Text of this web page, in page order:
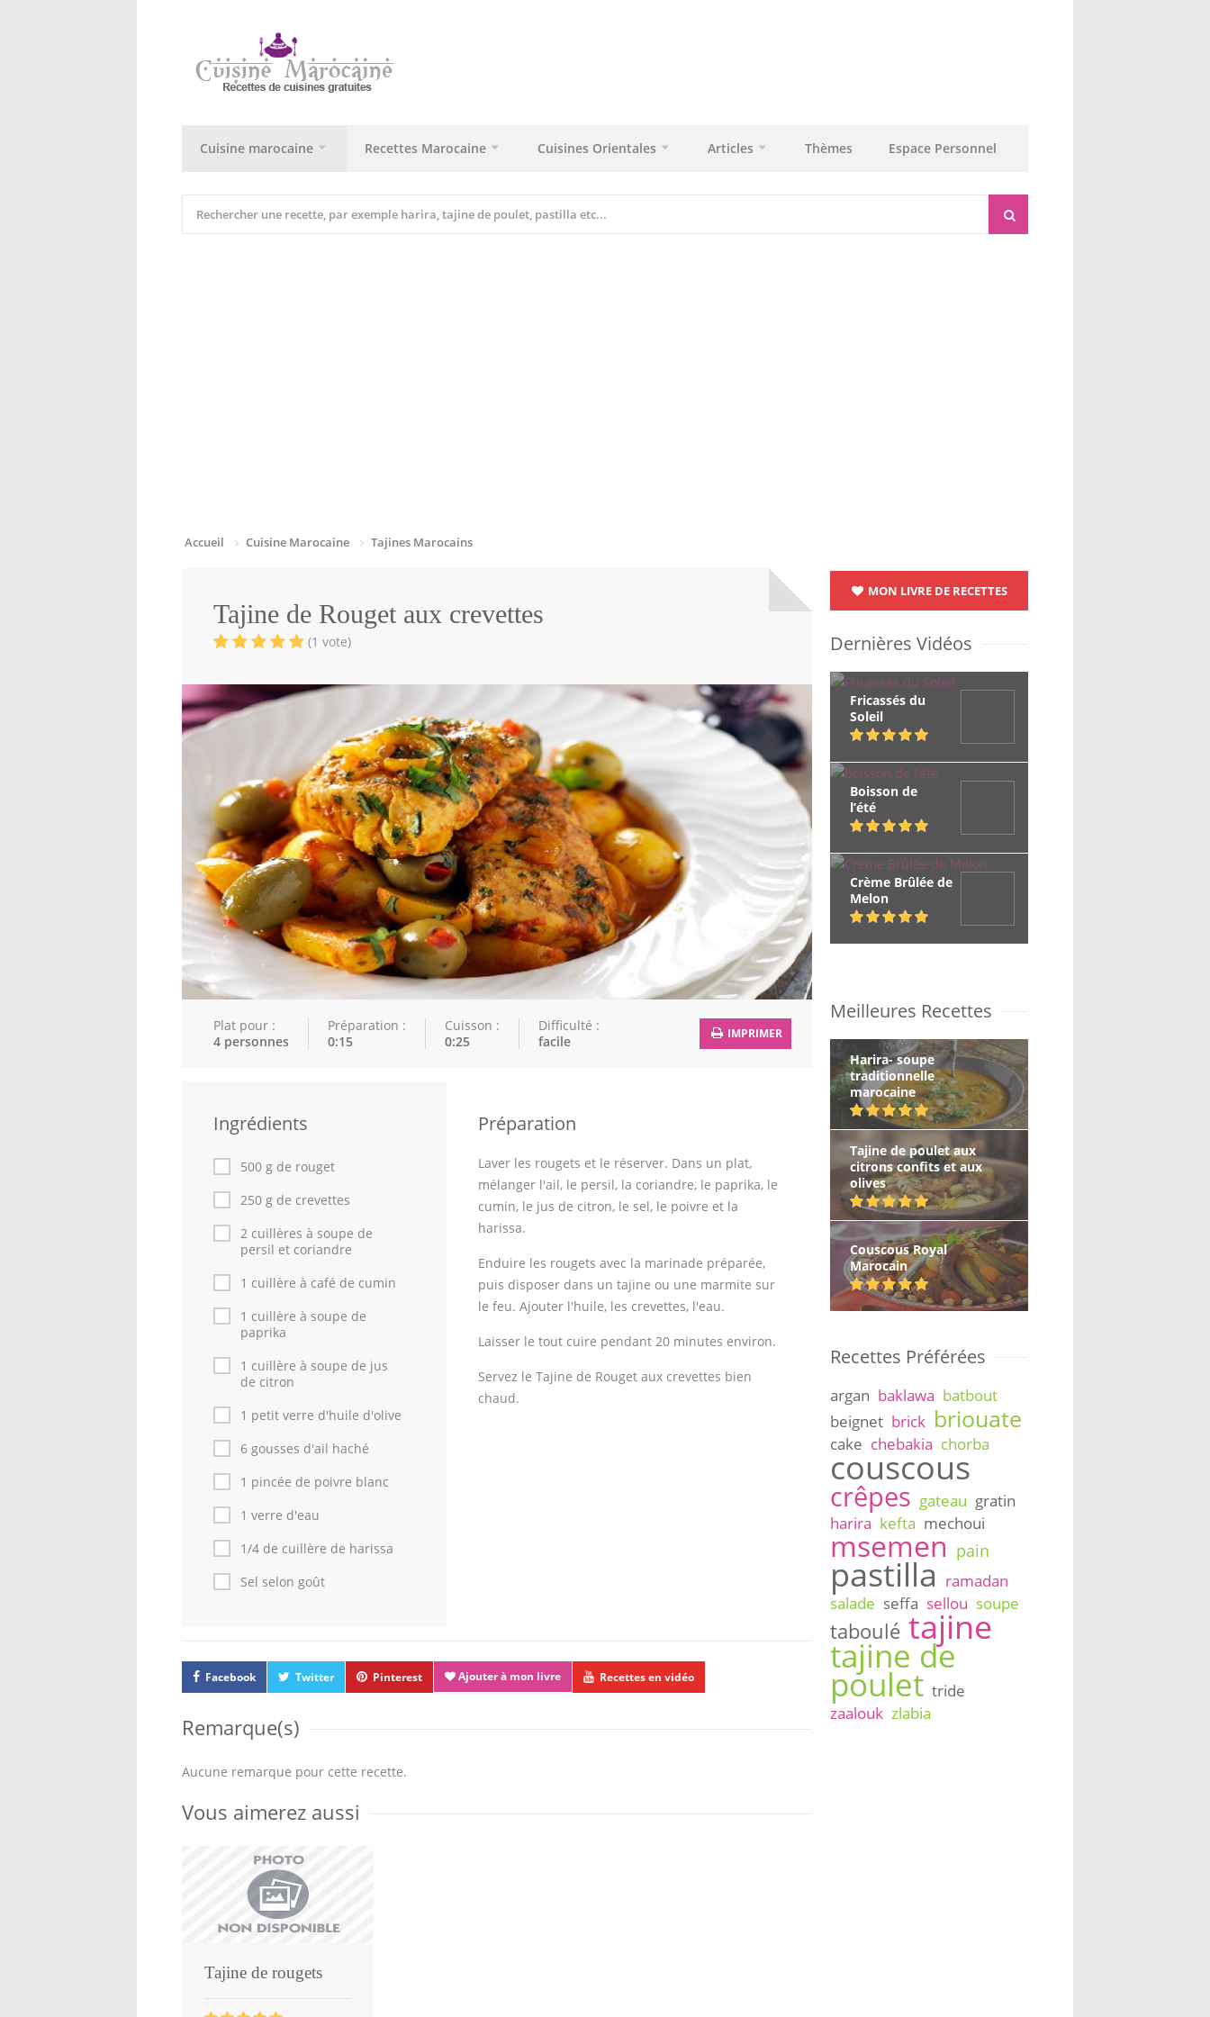
Cuisine marocaine Recettes Marocaine Cuisines Orientales Articles Thèmes Espace Personnel
Accueil Cuisine Marocaine Tajines Marocains
Tajine de Rouget aux crevettes
(1 vote)
Plat pour :
4 personnes
Préparation :
0:15
Cuisson :
0:25
Difficulté :
facile
IMPRIMER
Ingrédients
500 g de rouget
250 g de crevettes
2 cuillères à soupe de
persil et coriandre
1 cuillère à café de cumin
1 cuillère à soupe de
paprika
1 cuillère à soupe de jus
de citron
1 petit verre d'huile d'olive
6 gousses d'ail haché
1 pincée de poivre blanc
1 verre d'eau
1/4 de cuillère de harissa
Sel selon goût
Préparation
Laver les rougets et le réserver. Dans un plat,
mélanger l'ail, le persil, la coriandre, le paprika, le
cumin, le jus de citron, le sel, le poivre et la
harissa.
Enduire les rougets avec la marinade préparée,
puis disposer dans un tajine ou une marmite sur
le feu. Ajouter l'huile, les crevettes, l'eau.
Laisser le tout cuire pendant 20 minutes environ.
Servez le Tajine de Rouget aux crevettes bien
chaud.
Facebook Twitter Pinterest Ajouter à mon livre Recettes en vidéo
Remarque(s)
Aucune remarque pour cette recette.
Vous aimerez aussi
Tajine de rougets
MON LIVRE DE RECETTES
Dernières Vidéos
Fricassés du
Soleil
Boisson de
l’été
Crème Brûlée de
Melon
Meilleures Recettes
Harira- soupe
traditionnelle
marocaine
Tajine de poulet aux
citrons confits et aux
olives
Couscous Royal
Marocain
Recettes Préférées
argan baklawa batbout
beignet brick briouate
cake chebakia chorba
couscous
crêpes gateau gratin
harira kefta mechoui
msemen pain
pastilla ramadan
salade seffa sellou soupe
taboulé tajine
tajine de
poulet tride
zaalouk zlabia